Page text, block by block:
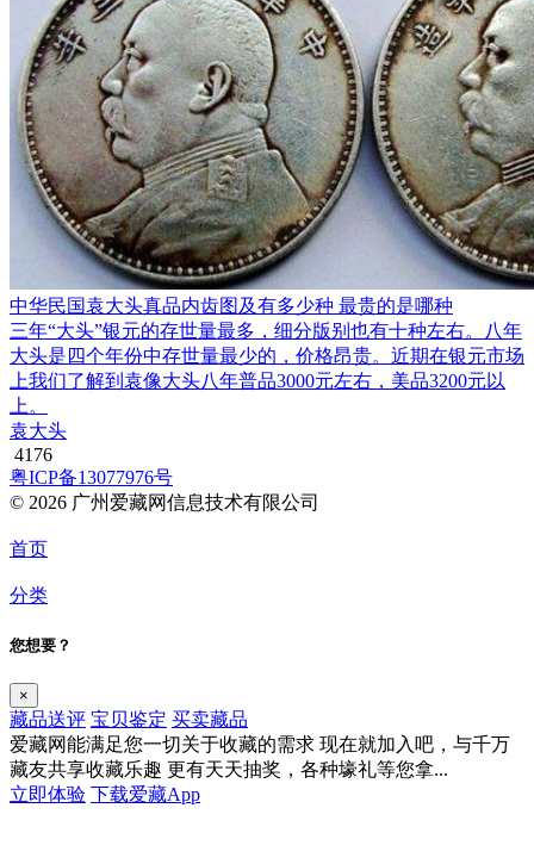
中华民国袁大头真品内齿图及有多少种 最贵的是哪种
三年“大头”银元的存世量最多，细分版别也有十种左右。八年
大头是四个年份中存世量最少的，价格昂贵。近期在银元市场
上我们了解到袁像大头八年普品3000元左右，美品3200元以
上。
袁大头
4176
粤ICP备13077976号
© 2026 广州爱藏网信息技术有限公司
首页
分类
您想要？
×
藏品送评 宝贝鉴定 买卖藏品
爱藏网能满足您一切关于收藏的需求 现在就加入吧，与千万
藏友共享收藏乐趣 更有天天抽奖，各种壕礼等您拿...
立即体验 下载爱藏App